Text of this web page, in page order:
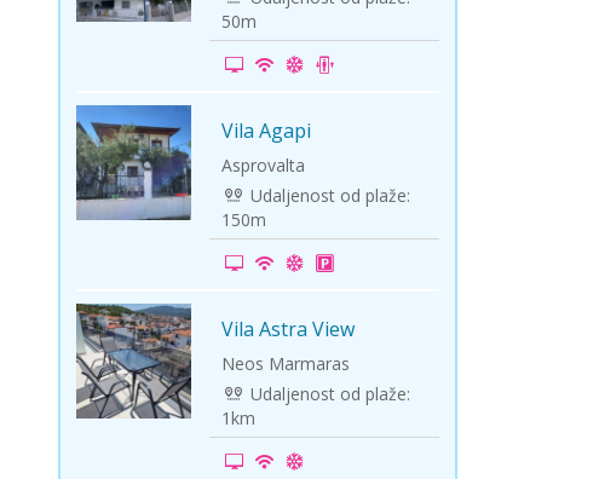
50m
-15% Vila Agapi
Asprovalta
Udaljenost od plaže:
150m
-5% Vila Astra View
Neos Marmaras
Udaljenost od plaže:
1km